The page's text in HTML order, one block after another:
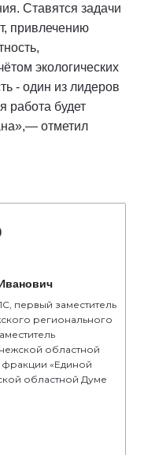
Ставятся задачи
привлечению
экологических
- один из лидеров
работа будет
отметил
первый заместитель
регионального
областной
«Единой
областной Думе